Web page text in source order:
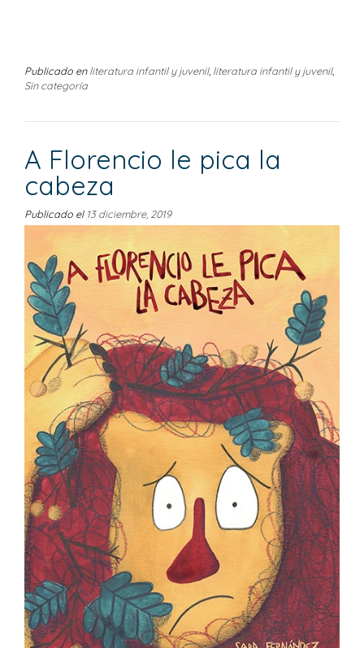
Publicado enliteratura infantil y juvenil, literatura infantil y juvenil,
Sin categoría
A Florencio le pica la
cabeza
Publicado el 13 diciembre, 2019